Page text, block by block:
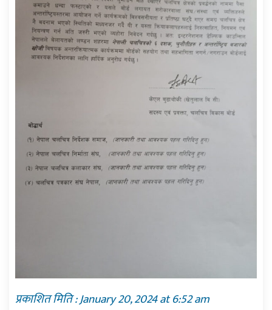
प्रकाशित मिति : January 20, 2024 at 6:52 am